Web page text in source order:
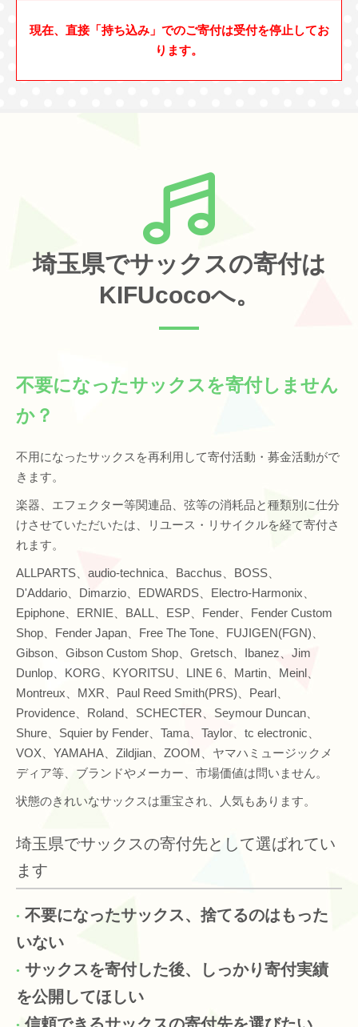
現在、直接「持ち込み」でのご寄付は受付を停止してお
ります。
埼玉県でサックスの寄付は
KIFUcocoへ。
不要になったサックスを寄付しません
か？
不用になったサックスを再利用して寄付活動・募金活動がで
きます。
楽器、エフェクター等関連品、弦等の消耗品と種類別に仕分
けさせていただいたは、リユース・リサイクルを経て寄付さ
れます。
ALLPARTS、audio-technica、Bacchus、BOSS、
D'Addario、Dimarzio、EDWARDS、Electro-Harmonix、
Epiphone、ERNIE、BALL、ESP、Fender、Fender Custom
Shop、Fender Japan、Free The Tone、FUJIGEN(FGN)、
Gibson、Gibson Custom Shop、Gretsch、Ibanez、Jim
Dunlop、KORG、KYORITSU、LINE 6、Martin、Meinl、
Montreux、MXR、Paul Reed Smith(PRS)、Pearl、
Providence、Roland、SCHECTER、Seymour Duncan、
Shure、Squier by Fender、Tama、Taylor、tc electronic、
VOX、YAMAHA、Zildjian、ZOOM、ヤマハミュージックメ
ディア等、ブランドやメーカー、市場価値は問いません。
状態のきれいなサックスは重宝され、人気もあります。
埼玉県でサックスの寄付先として選ばれてい
ます
不要になったサックス、捨てるのはもった
いない
サックスを寄付した後、しっかり寄付実績
を公開してほしい